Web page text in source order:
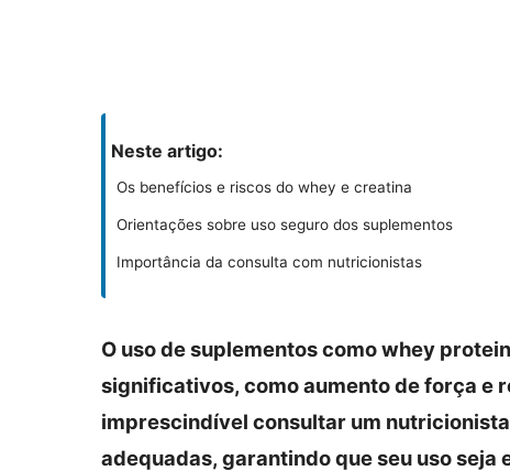
Neste artigo:
Os benefícios e riscos do whey e creatina
Orientações sobre uso seguro dos suplementos
Importância da consulta com nutricionistas
O uso de suplementos como whey
significativos, como aumento de força e
imprescindível consultar um
adequadas, garantindo que seu uso seja